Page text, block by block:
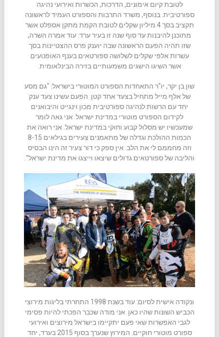
לטובת קיום אימונים, הדרכות, הכשרות ואירועי נהיגה
ספורטיבית. בנוסף, משרד התרבות והספורט העמיד לראשונה
תקציב בסך 4 מיליון שקלים לטובת הקמת מתקן אספלט אשר
מתוכנן להיבנות עד סוף שנה זו בעיר ערד. עוד אמרה השרה,
שזו תהיה הפעם הראשונה שבה יוענק פרס ההצטיינות בסך
עשרות אלפי שקלים לשלושה ספורטאים בענף האופנועים
אשר השיגו הישגים משמעותיים בזירה הבינלאומית.
שון בן יקר, יו"ר התאחדות הספורט המוטורי בישראל: "גם מסע
של אלף מייל מתחיל בצעד אחד קטן. הפעם עשינו צעד ענק
יחד עם הרשות לנהיגה ספורטיבית מכון וינגייט והיבואנים
לקידום הספורט מוטורי במדינת ישראל. אני גאה לומר
שמעכשיו יש מסלול קבוע וחוקי במדינת ישראל. אני רואה את
הכמות ההולכת וגדלה של מתאמנים צעירים בגילאים 8-15
וזה מחממם לי את הלב. אין ספק כי דור צעיר זה הינו הבסיס
והליבה של ספורטאים גדולים שיצאו וייצגו את מדינת ישראל".
ונקודה אישית לסיום: עוד בשנת 1998 התחרתי בליגות מירוצי
הכביש השונות שהיו כאן. אני מודה שכבר הפכתי להיות פסימי
לגבי האפשרות שאי פעם יתקיימו בישראל מירוצים ואירועי
ספורט מוטורי חוקיים. המירוץ שנערך בסוף 2015 בערד, יחד